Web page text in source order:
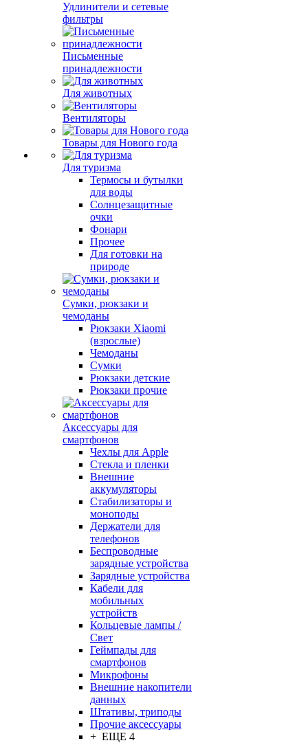
Удлинители и сетевые
фильтры
Письменные
принадлежности
Для животных
Вентиляторы
Товары для Нового года
Для туризма
Термосы и бутылки
для воды
Солнцезащитные
очки
Фонари
Прочее
Для готовки на
природе
Сумки, рюкзаки и
чемоданы
Рюкзаки Xiaomi
(взрослые)
Чемоданы
Сумки
Рюкзаки детские
Рюкзаки прочие
Аксессуары для
смартфонов
Чехлы для Apple
Стекла и пленки
Внешние
аккумуляторы
Стабилизаторы и
моноподы
Держатели для
телефонов
Беспроводные
зарядные устройства
Зарядные устройства
Кабели для
мобильных
устройств
Кольцевые лампы /
Свет
Геймпады для
смартфонов
Микрофоны
Внешние накопители
данных
Штативы, триподы
Прочие аксессуары
+ ЕЩЕ 4